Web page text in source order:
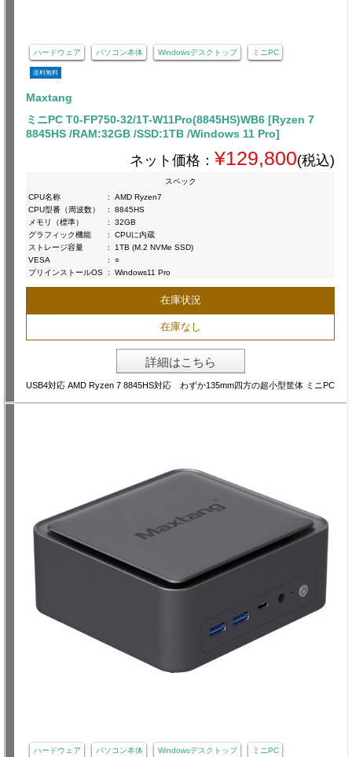
ハードウェア パソコン本体 Windowsデスクトップ ミニPC
送料無料
Maxtang
ミニPC T0-FP750-32/1T-W11Pro(8845HS)WB6 [Ryzen 7
8845HS /RAM:32GB /SSD:1TB /Windows 11 Pro]
ネット価格： ¥129,800(税込)
スペック
CPU名称
:
AMD Ryzen7
CPU型番（周波数）
:
8845HS
メモリ（標準）
:
32GB
グラフィック機能
:
CPUに内蔵
ストレージ容量
:
1TB (M.2 NVMe SSD)
VESA
:
○
プリインストールOS : Windows11 Pro
在庫状況
在庫なし
詳細はこちら
USB4対応 AMD Ryzen 7 8845HS対応 わずか135mm四方の超小型筐体 ミニPC
ハードウェア パソコン本体 Windowsデスクトップ ミニPC